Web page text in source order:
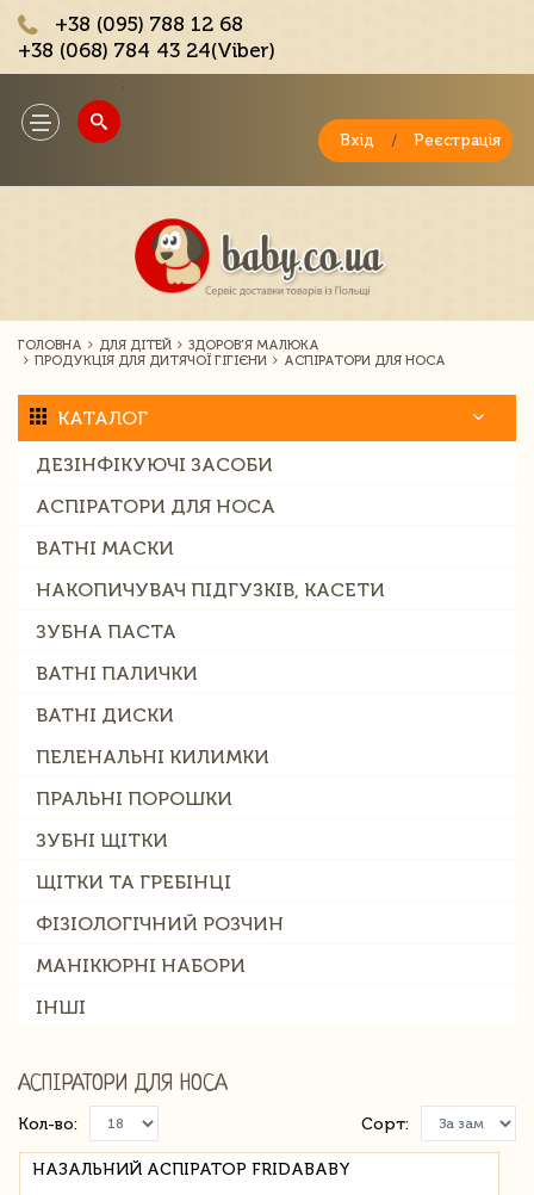
+38 (095) 788 12 68
+38 (068) 784 43 24(Viber)
Toggle
navigation
Вхід / Реєстрація
ГОЛОВНА ДЛЯ ДІТЕЙ
ЗДОРОВ'Я МАЛЮКА
ПРОДУКЦІЯ ДЛЯ ДИТЯЧОЇ ГІГІЄНИ
АСПІРАТОРИ ДЛЯ НОСА
КАТАЛОГ
ДЕЗІНФІКУЮЧІ ЗАСОБИ
АСПІРАТОРИ ДЛЯ НОСА
ВАТНІ МАСКИ
НАКОПИЧУВАЧ ПІДГУЗКІВ, КАСЕТИ
ЗУБНА ПАСТА
ВАТНІ ПАЛИЧКИ
ВАТНІ ДИСКИ
ПЕЛЕНАЛЬНІ КИЛИМКИ
ПРАЛЬНІ ПОРОШКИ
ЗУБНІ ЩІТКИ
ЩІТКИ ТА ГРЕБІНЦІ
ФІЗІОЛОГІЧНИЙ РОЗЧИН
МАНІКЮРНІ НАБОРИ
ІНШІ
АСПІРАТОРИ ДЛЯ НОСА
Кол-во: Сорт:
НАЗАЛЬНИЙ АСПІРАТОР FRIDABABY